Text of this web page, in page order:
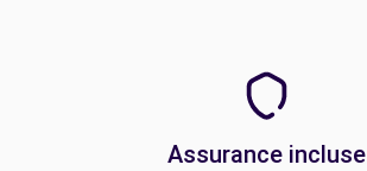
Assurance incluse